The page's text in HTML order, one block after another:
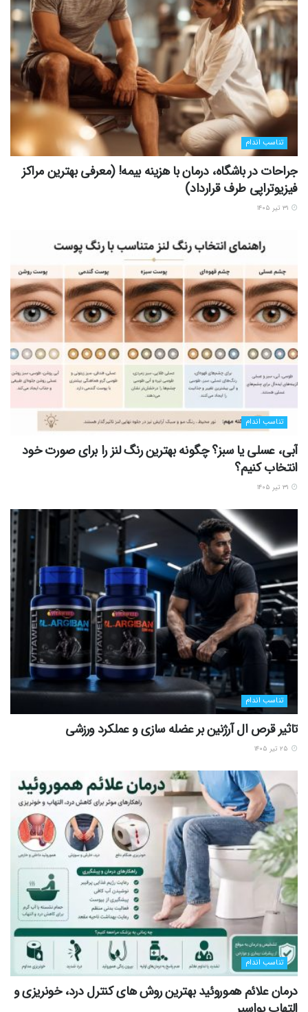
تناسب اندام
جراحات در باشگاه، درمان با هزینه بیمه! (معرفی بهترین مراکز
فیزیوتراپی طرف قرارداد)
تناسب اندام
آبی، عسلی یا سبز؟ چگونه بهترین رنگ لنز را برای صورت خود
انتخاب کنیم؟
تناسب اندام
تاثیر قرص ال آرژنین بر عضله سازی و عملکرد ورزشی
تناسب اندام
درمان علائم هموروئید بهترین روش های کنترل درد، خونریزی و